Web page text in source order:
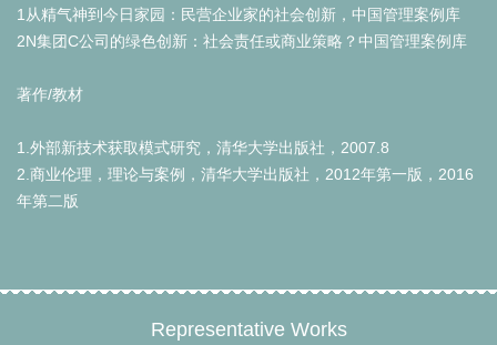
1从精气神到今日家园：民营企业家的社会创新，中国管理案例库
2N集团C公司的绿色创新：社会责任或商业策略？中国管理案例库
著作/教材
1.外部新技术获取模式研究，清华大学出版社，2007.8
2.商业伦理，理论与案例，清华大学出版社，2012年第一版，2016
年第二版
Representative Works